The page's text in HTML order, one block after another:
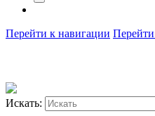
Перейти к навигации
Искать: